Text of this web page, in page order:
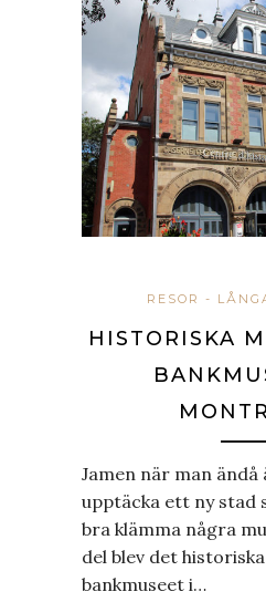
RESOR -
HISTORISKA
Jamen när man ändå
upptäcka ett ny stad
bra klämma några
del blev det
bankmuseet i…